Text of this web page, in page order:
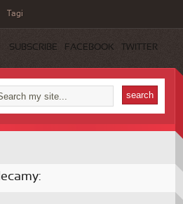
Tagi
SUBSCRIBE FACEBOOK TWITTER